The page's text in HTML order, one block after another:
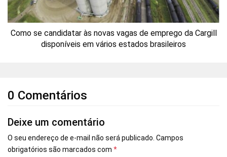
Como se candidatar às novas vagas de emprego da Cargill
disponíveis em vários estados brasileiros
0 Comentários
Deixe um comentário
O seu endereço de e-mail não será publicado. Campos
obrigatórios são marcados com *